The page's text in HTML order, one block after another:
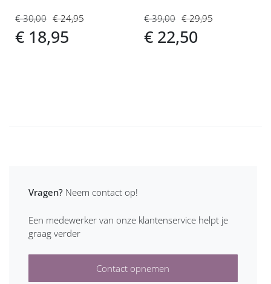
€ 30,00
€ 18,95
€ 24,95
€ 39,00
€ 22,50
€ 29,95
Vragen? Neem contact op!
Een medewerker van onze klantenservice helpt je
graag verder
Contact opnemen